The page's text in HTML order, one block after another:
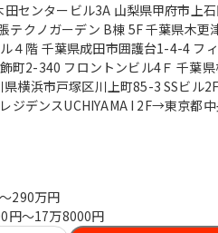
梨県甲府市上石田3-6-38 千葉県千葉市美
B棟 5F 千葉県木更津市東中央２－４－１３
ドホーム第3ビル2階
ロントンビル4Ｆ 千葉県柏市向原町1-26 アリステ
ジデンスUCHIYAMA I 2F→東京都
290万円
円〜17万8000円